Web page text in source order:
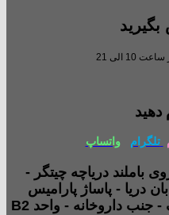
بگیرید
10 الی 21
دهید
تلگرام واتساپ
- منطقه 22- روبروی باملند دریاچه چیتگر -
دریا - پاساژ پارامیس